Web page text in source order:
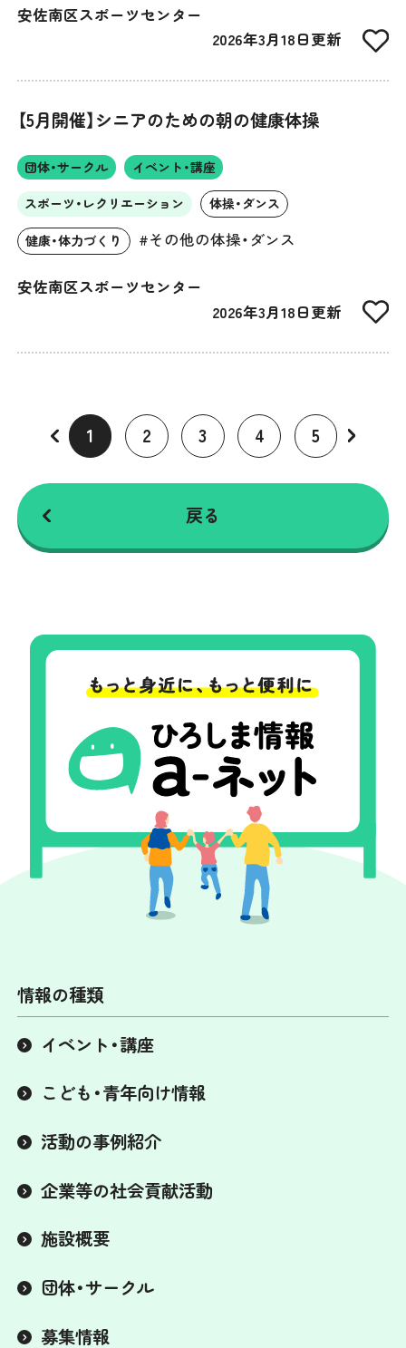
安佐南区スポーツセンター
2026年3月18日更新
【5月開催】シニアのための朝の健康体操
団体・サークル イベント・講座
スポーツ・レクリエーション 体操・ダンス
健康・体力づくり #その他の体操・ダンス
安佐南区スポーツセンター
2026年3月18日更新
1 2 3 4 5
戻る
情報の種類
イベント・講座
こども・青年向け情報
活動の事例紹介
企業等の社会貢献活動
施設概要
団体・サークル
募集情報